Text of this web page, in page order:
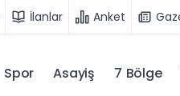
İlanlar Anket
Spor Asayiş 7 Bölge